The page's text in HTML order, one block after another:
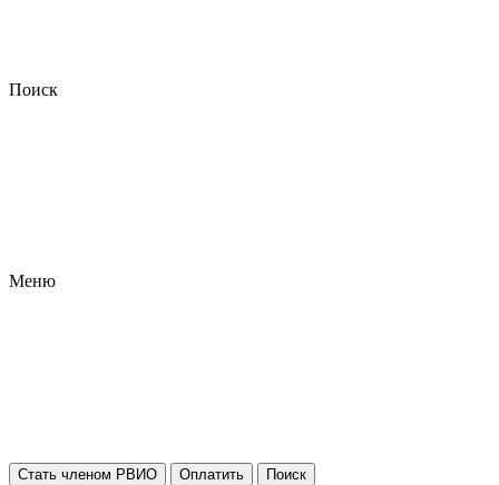
Поиск
Меню
Стать членом РВИО Оплатить Поиск